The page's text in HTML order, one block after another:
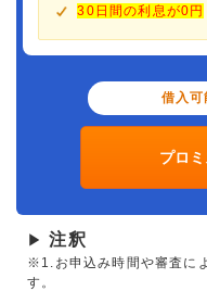
30日間の利息が0円
借入
プロ
▶ 注釈
※1.お申込み時間や審査に
す。